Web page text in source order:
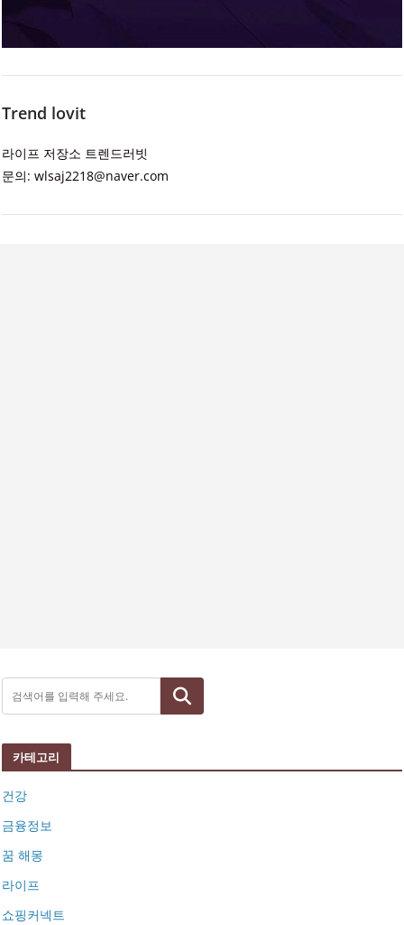
Trend lovit
라이프 저장소 트렌드러빗
문의: wlsaj2218@naver.com
검색
카테고리
건강
금융정보
꿈 해몽
라이프
쇼핑커넥트